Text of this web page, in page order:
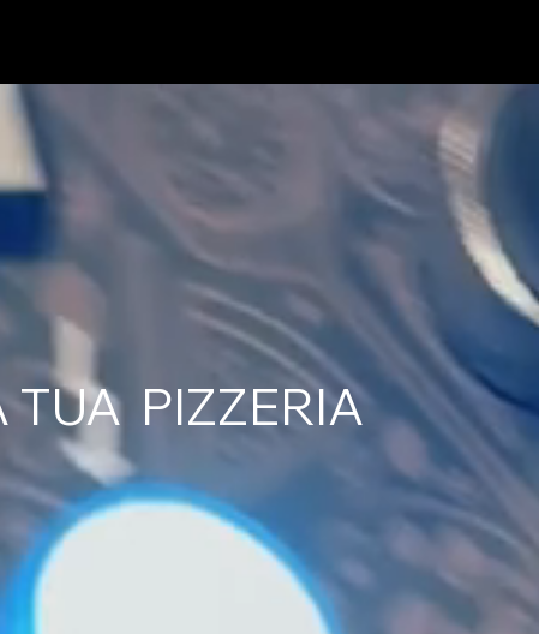
TUA PIZZERIA